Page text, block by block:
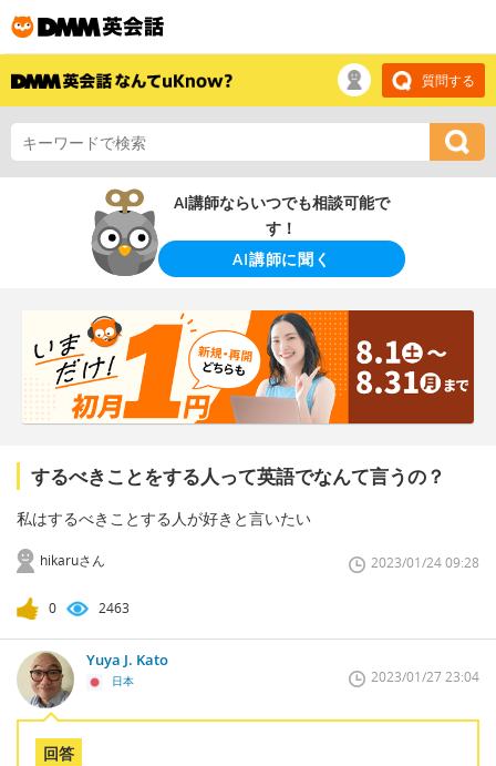
質問する
AI講師ならいつでも相談可能で
す！
AI講師に聞く
するべきことをする人って英語でなんて言うの？
私はするべきことする人が好きと言いたい
hikaruさん 2023/01/24 09:28
0 2463
Yuya J. Kato
日本 2023/01/27 23:04
回答